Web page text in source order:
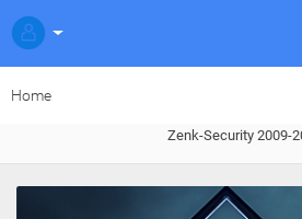
Home
Zenk-Security 2009-